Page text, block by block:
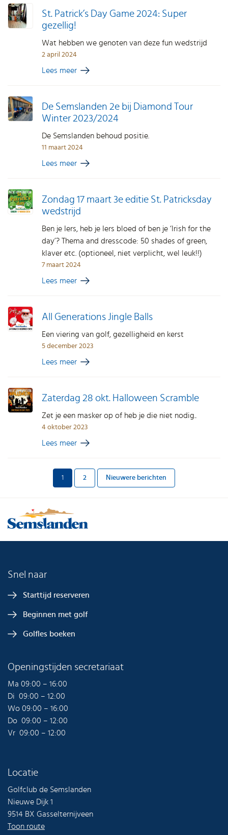
St. Patrick’s Day Game 2024: Super
gezellig!
Wat hebben we genoten van deze fun wedstrijd
2 april 2024
Lees meer
De Semslanden 2e bij Diamond Tour
Winter 2023/2024
De Semslanden behoud positie.
11 maart 2024
Lees meer
Zondag 17 maart 3e editie St. Patricksday
wedstrijd
Ben je Iers, heb je Iers bloed of ben je ‘Irish for the
day’? Thema and dresscode: 50 shades of green,
klaver etc. (optioneel, niet verplicht, wel leuk!!)
7 maart 2024
Lees meer
All Generations Jingle Balls
Een viering van golf, gezelligheid en kerst
5 december 2023
Lees meer
Zaterdag 28 okt. Halloween Scramble
Zet je een masker op of heb je die niet nodig..
4 oktober 2023
Lees meer
paginering
1 2 Nieuwere berichten
Snel naar
Starttijd reserveren
Beginnen met golf
Golfles boeken
Openingstijden secretariaat
Ma 09:00 – 16:00
Di 09:00 – 12:00
Wo 09:00 – 16:00
Do 09:00 – 12:00
Vr 09:00 – 12:00
Locatie
Golfclub de Semslanden
Nieuwe Dijk 1
9514 BX Gasselternijveen
Toon route